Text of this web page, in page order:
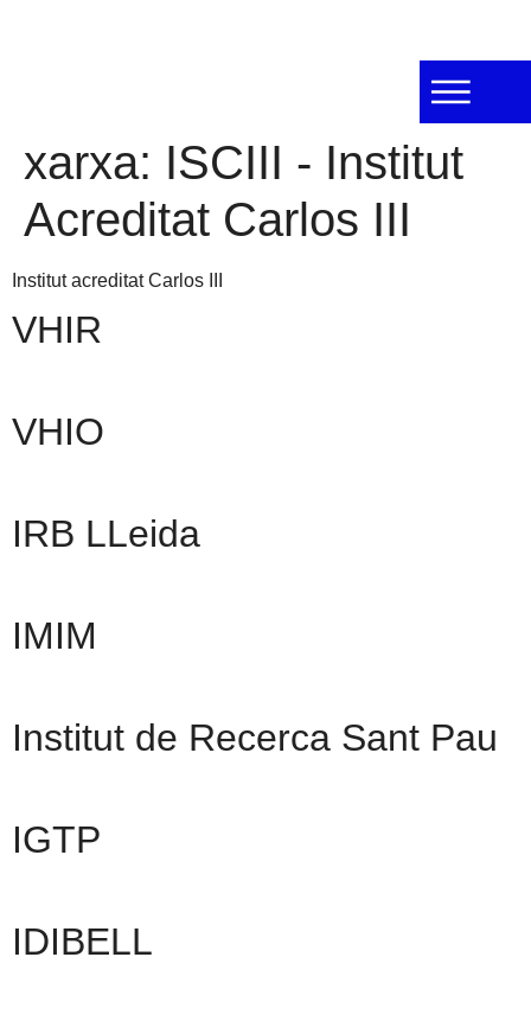
xarxa: ISCIII - Institut
Acreditat Carlos III
Institut acreditat Carlos III
VHIR
VHIO
IRB LLeida
IMIM
Institut de Recerca Sant Pau
IGTP
IDIBELL